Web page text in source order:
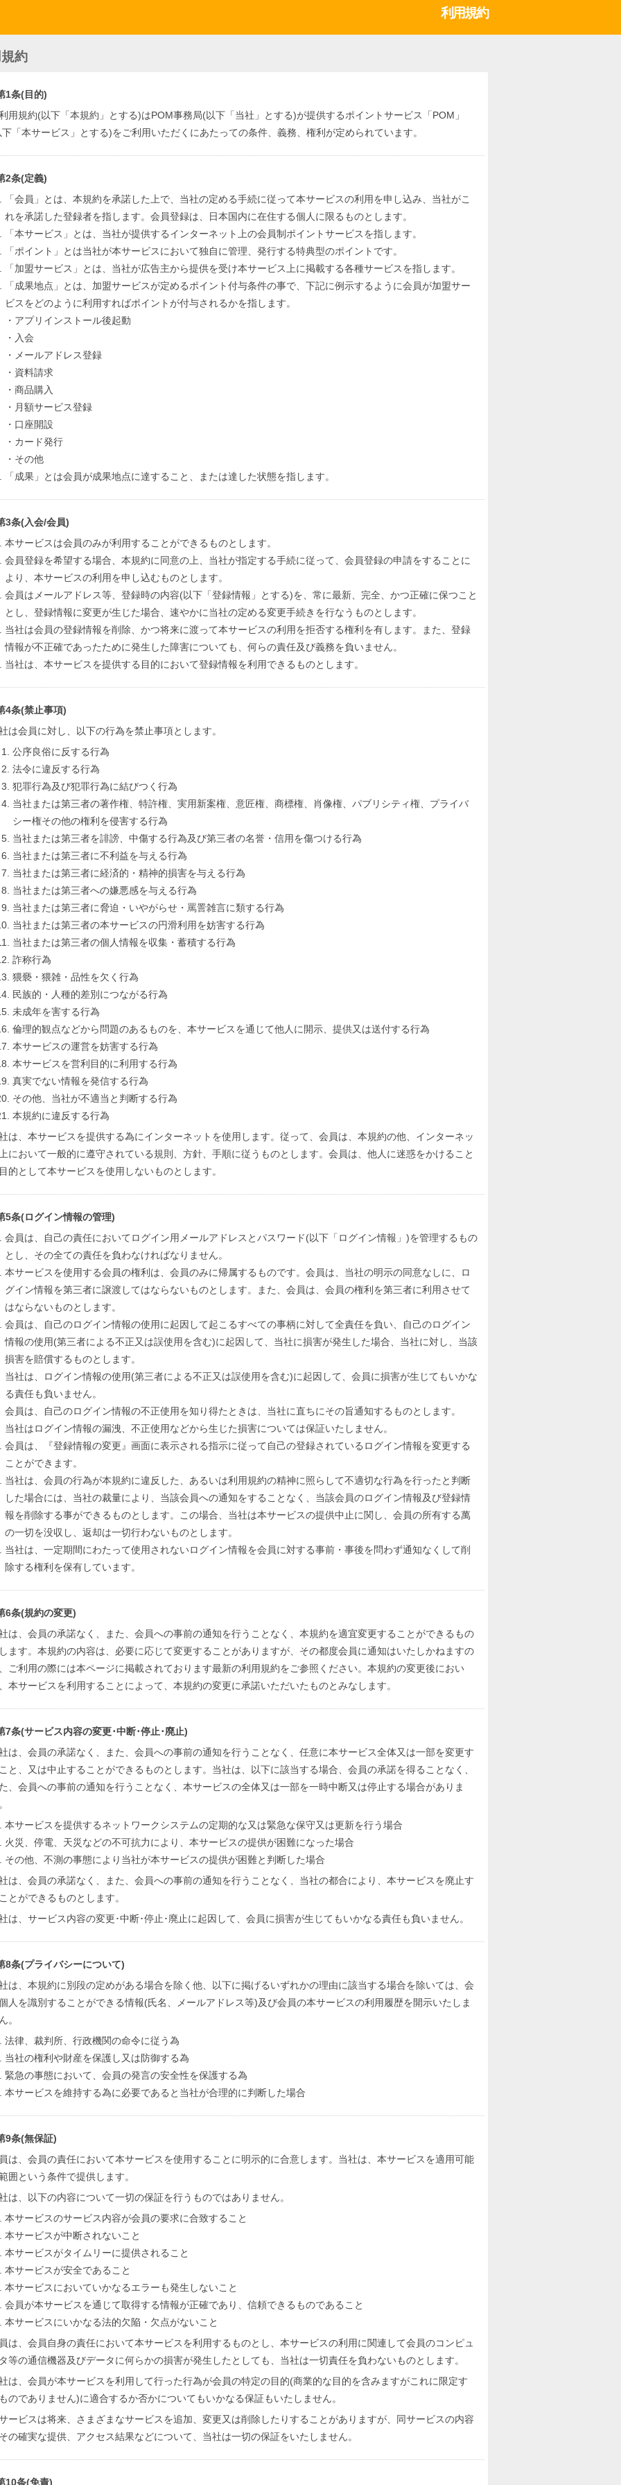
利用規約
約
1条(目的)
用規約(以下「本規約」とする)はPOM事務局(以下「当社」とする)が提供するポイントサービス「POM」
「本サービス」とする)をご利用いただくにあたっての条件、義務、権利が定められています。
2条(定義)
「会員」とは、本規約を承諾した上で、当社の定める手続に従って本サービスの利用を申し込み、当社がこ
れを承諾した登録者を指します。会員登録は、日本国内に在住する個人に限るものとします。
「本サービス」とは、当社が提供するインターネット上の会員制ポイントサービスを指します。
「ポイント」とは当社が本サービスにおいて独自に管理、発行する特典型のポイントです。
「加盟サービス」とは、当社が広告主から提供を受け本サービス上に掲載する各種サービスを指します。
「成果地点」とは、加盟サービスが定めるポイント付与条件の事で、下記に例示するように会員が加盟サー
ビスをどのように利用すればポイントが付与されるかを指します。
・アプリインストール後起動
・入会
・メールアドレス登録
・資料請求
・商品購入
・月額サービス登録
・口座開設
・カード発行
・その他
「成果」とは会員が成果地点に達すること、または達した状態を指します。
3条(入会/会員)
本サービスは会員のみが利用することができるものとします。
会員登録を希望する場合、本規約に同意の上、当社が指定する手続に従って、会員登録の申請をすることに
より、本サービスの利用を申し込むものとします。
会員はメールアドレス等、登録時の内容(以下「登録情報」とする)を、常に最新、完全、かつ正確に保つこと
とし、登録情報に変更が生じた場合、速やかに当社の定める変更手続きを行なうものとします。
当社は会員の登録情報を削除、かつ将来に渡って本サービスの利用を拒否する権利を有します。また、登録
情報が不正確であったために発生した障害についても、何らの責任及び義務を負いません。
当社は、本サービスを提供する目的において登録情報を利用できるものとします。
4条(禁止事項)
は会員に対し、以下の行為を禁止事項とします。
公序良俗に反する行為
法令に違反する行為
犯罪行為及び犯罪行為に結びつく行為
当社または第三者の著作権、特許権、実用新案権、意匠権、商標権、肖像権、パブリシティ権、プライバ
シー権その他の権利を侵害する行為
当社または第三者を誹謗、中傷する行為及び第三者の名誉・信用を傷つける行為
当社または第三者に不利益を与える行為
当社または第三者に経済的・精神的損害を与える行為
当社または第三者への嫌悪感を与える行為
当社または第三者に脅迫・いやがらせ・罵詈雑言に類する行為
当社または第三者の本サービスの円滑利用を妨害する行為
当社または第三者の個人情報を収集・蓄積する行為
詐称行為
猥褻・猥雑・品性を欠く行為
民族的・人種的差別につながる行為
未成年を害する行為
倫理的観点などから問題のあるものを、本サービスを通じて他人に開示、提供又は送付する行為
本サービスの運営を妨害する行為
本サービスを営利目的に利用する行為
真実でない情報を発信する行為
その他、当社が不適当と判断する行為
本規約に違反する行為
は、本サービスを提供する為にインターネットを使用します。従って、会員は、本規約の他、インターネッ
において一般的に遵守されている規則、方針、手順に従うものとします。会員は、他人に迷惑をかけること
的として本サービスを使用しないものとします。
5条(ログイン情報の管理)
会員は、自己の責任においてログイン用メールアドレスとパスワード(以下「ログイン情報」)を管理するもの
とし、その全ての責任を負わなければなりません。
本サービスを使用する会員の権利は、会員のみに帰属するものです。会員は、当社の明示の同意なしに、ロ
グイン情報を第三者に譲渡してはならないものとします。また、会員は、会員の権利を第三者に利用させて
はならないものとします。
会員は、自己のログイン情報の使用に起因して起こるすべての事柄に対して全責任を負い、自己のログイン
情報の使用(第三者による不正又は誤使用を含む)に起因して、当社に損害が発生した場合、当社に対し、当該
損害を賠償するものとします。
当社は、ログイン情報の使用(第三者による不正又は誤使用を含む)に起因して、会員に損害が生じてもいかな
る責任も負いません。
会員は、自己のログイン情報の不正使用を知り得たときは、当社に直ちにその旨通知するものとします。
当社はログイン情報の漏洩、不正使用などから生じた損害については保証いたしません。
会員は、『登録情報の変更』画面に表示される指示に従って自己の登録されているログイン情報を変更する
ことができます。
当社は、会員の行為が本規約に違反した、あるいは利用規約の精神に照らして不適切な行為を行ったと判断
した場合には、当社の裁量により、当該会員への通知をすることなく、当該会員のログイン情報及び登録情
報を削除する事ができるものとします。この場合、当社は本サービスの提供中止に関し、会員の所有する萬
の一切を没収し、返却は一切行わないものとします。
当社は、一定期間にわたって使用されないログイン情報を会員に対する事前・事後を問わず通知なくして削
除する権利を保有しています。
6条(規約の変更)
は、会員の承諾なく、また、会員への事前の通知を行うことなく、本規約を適宜変更することができるもの
ます。本規約の内容は、必要に応じて変更することがありますが、その都度会員に通知はいたしかねますの
ご利用の際には本ページに掲載されております最新の利用規約をご参照ください。本規約の変更後におい
本サービスを利用することによって、本規約の変更に承諾いただいたものとみなします。
7条(サービス内容の変更･中断･停止･廃止)
は、会員の承諾なく、また、会員への事前の通知を行うことなく、任意に本サービス全体又は一部を変更す
と、又は中止することができるものとします。当社は、以下に該当する場合、会員の承諾を得ることなく、
、会員への事前の通知を行うことなく、本サービスの全体又は一部を一時中断又は停止する場合がありま
本サービスを提供するネットワークシステムの定期的な又は緊急な保守又は更新を行う場合
火災、停電、天災などの不可抗力により、本サービスの提供が困難になった場合
その他、不測の事態により当社が本サービスの提供が困難と判断した場合
は、会員の承諾なく、また、会員への事前の通知を行うことなく、当社の都合により、本サービスを廃止す
とができるものとします。
は、サービス内容の変更･中断･停止･廃止に起因して、会員に損害が生じてもいかなる責任も負いません。
8条(プライバシーについて)
は、本規約に別段の定めがある場合を除く他、以下に掲げるいずれかの理由に該当する場合を除いては、会
人を識別することができる情報(氏名、メールアドレス等)及び会員の本サービスの利用履歴を開示いたしま
。
法律、裁判所、行政機関の命令に従う為
当社の権利や財産を保護し又は防御する為
緊急の事態において、会員の発言の安全性を保護する為
本サービスを維持する為に必要であると当社が合理的に判断した場合
9条(無保証)
は、会員の責任において本サービスを使用することに明示的に合意します。当社は、本サービスを適用可能
囲という条件で提供します。
は、以下の内容について一切の保証を行うものではありません。
本サービスのサービス内容が会員の要求に合致すること
本サービスが中断されないこと
本サービスがタイムリーに提供されること
本サービスが安全であること
本サービスにおいていかなるエラーも発生しないこと
会員が本サービスを通じて取得する情報が正確であり、信頼できるものであること
本サービスにいかなる法的欠陥・欠点がないこと
は、会員自身の責任において本サービスを利用するものとし、本サービスの利用に関連して会員のコンピュ
等の通信機器及びデータに何らかの損害が発生したとしても、当社は一切責任を負わないものとします。
は、会員が本サービスを利用して行った行為が会員の特定の目的(商業的な目的を含みますがこれに限定す
のでありません)に適合するか否かについてもいかなる保証もいたしません。
ービスは将来、さまざまなサービスを追加、変更又は削除したりすることがありますが、同サービスの内容
の確実な提供、アクセス結果などについて、当社は一切の保証をいたしません。
10条(免責)